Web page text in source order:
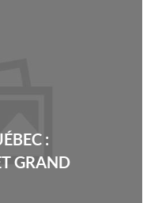
:
GRAND